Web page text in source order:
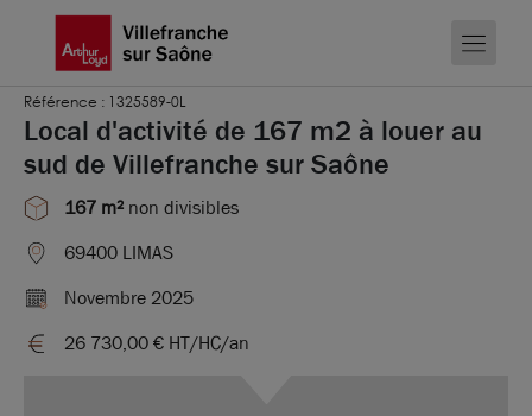
Référence : 1325589-0L
Local d'activité de 167 m2 à louer au
sud de Villefranche sur Saône
167 m² non divisibles
69400 LIMAS
Novembre 2025
26 730,00 € HT/HC/an